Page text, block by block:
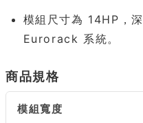
模組尺寸為 14HP，
Eurorack 系統。
商品規格
模組寬度